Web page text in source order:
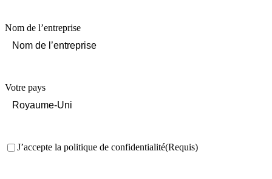
Nom de l’entreprise
Votre pays
Consentement(Requis)
J’accepte la politique de confidentialité(Requis)